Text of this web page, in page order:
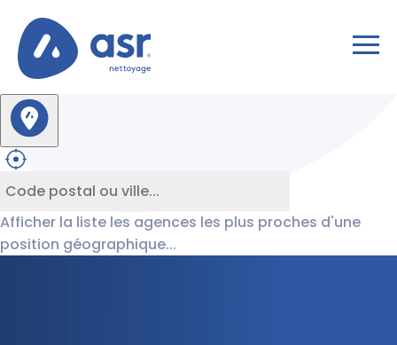
Afficher la liste les agences les plus proches d'une
position géographique...